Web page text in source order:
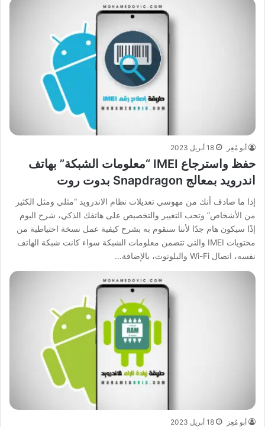
أبو مُعِز 18 أبريل 2023
حفظ واسترجاع IMEI “معلومات الشبكة” بهاتف
اندرويد بمعالج Snapdragon بدوت روت
إذا ما صادف أنك من مهوسي تعديلات نظام الاندرويد “مثلي ومثل الكثير
من الأشخاص” وتحب التغيير والتخصيص على هاتفك الذكي، شرح اليوم
إذًا سيكون هام جدًا لأننا سنقوم به بشرح كيفية عمل نسخة احتياطية من
محتويات IMEI والتي تتضمن معلومات الشبكة سواء كانت شبكة الهاتف
نفسه، اتصال Wi-Fi والبلوتوث، بالإضافة…
أبو مُعِز 18 أبريل 2023